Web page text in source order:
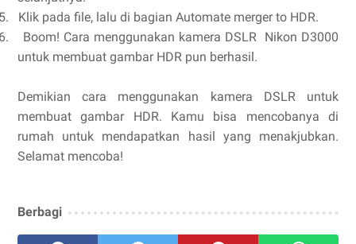
Klik pada file, lalu di bagian Automate merger to HDR.
Boom! Cara menggunakan kamera DSLR Nikon D3000
untuk membuat gambar HDR pun berhasil.
Demikian cara menggunakan kamera DSLR untuk
membuat gambar HDR. Kamu bisa mencobanya di
rumah untuk mendapatkan hasil yang menakjubkan.
Selamat mencoba!
Berbagi